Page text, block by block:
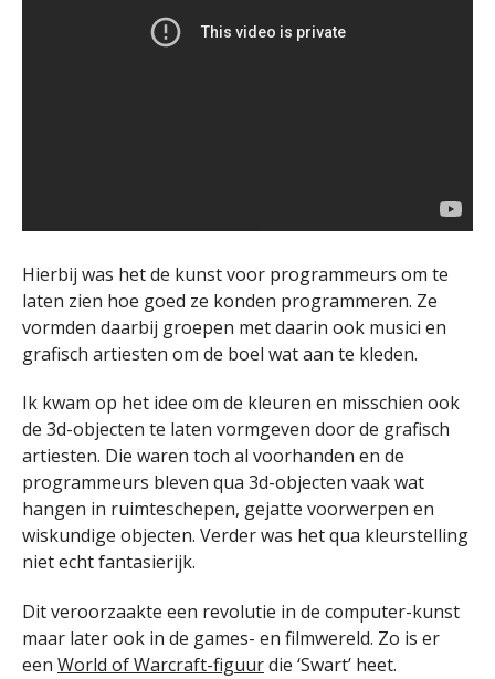
Hierbij was het de kunst voor programmeurs om te
laten zien hoe goed ze konden programmeren. Ze
vormden daarbij groepen met daarin ook musici en
grafisch artiesten om de boel wat aan te kleden.
Ik kwam op het idee om de kleuren en misschien ook
de 3d-objecten te laten vormgeven door de grafisch
artiesten. Die waren toch al voorhanden en de
programmeurs bleven qua 3d-objecten vaak wat
hangen in ruimteschepen, gejatte voorwerpen en
wiskundige objecten. Verder was het qua kleurstelling
niet echt fantasierijk.
Dit veroorzaakte een revolutie in de computer-kunst
maar later ook in de games- en filmwereld. Zo is er
een World of Warcraft-figuurdie ‘Swart’ heet.